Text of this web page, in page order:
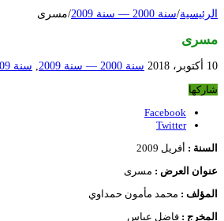
الرئيسية/سنة 2000 — سنة 2009 /مسرى
مسرى
10 أكتوبر، 2018 سنة 2000 — سنة 2009 , سنة 2009
شاركها
Facebook
Twitter
السنة : أفريل 2009
عنوان العرض : مسرى
المؤلف : محمد مأمون حمداوي
المخرج : فاضل عباس